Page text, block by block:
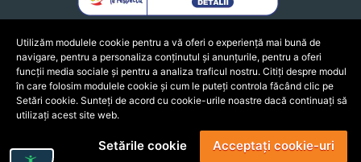
Utilizăm modulele cookie pentru a vă oferi o experiență mai bună de
navigare, pentru a personaliza conținutul și anunțurile, pentru a oferi
funcții media sociale și pentru a analiza traficul nostru. Citiți despre modul
în care folosim modulele cookie și cum le puteți controla făcând clic pe
Setări cookie. Sunteți de acord cu cookie-urile noastre dacă continuați să
utilizați acest site web.
Setările cookie Acceptați cookie-uri